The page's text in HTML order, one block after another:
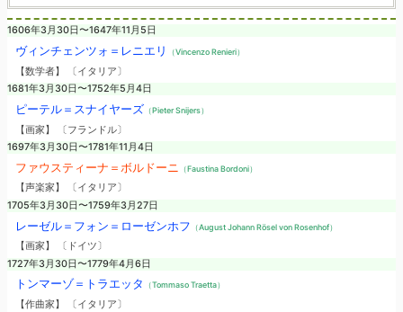
1606年3月30日〜1647年11月5日
ヴィンチェンツォ＝レニエリ （Vincenzo Renieri）
【数学者】 〔イタリア〕
1681年3月30日〜1752年5月4日
ピーテル＝スナイヤーズ （Pieter Snijers）
【画家】 〔フランドル〕
1697年3月30日〜1781年11月4日
ファウスティーナ＝ボルドーニ （Faustina Bordoni）
【声楽家】 〔イタリア〕
1705年3月30日〜1759年3月27日
レーゼル＝フォン＝ローゼンホフ （August Johann Rösel von Rosenhof）
【画家】 〔ドイツ〕
1727年3月30日〜1779年4月6日
トンマーゾ＝トラエッタ （Tommaso Traetta）
【作曲家】 〔イタリア〕